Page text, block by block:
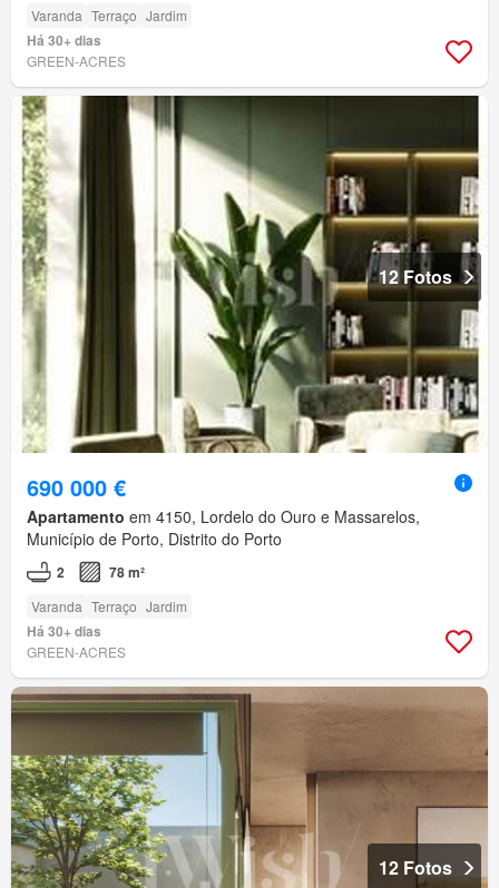
Varanda Terraço Jardim
Há 30+ dias
GREEN-ACRES
12 Fotos
690 000 €
Apartamento em 4150, Lordelo do Ouro e Massarelos,
Município de Porto, Distrito do Porto
2 78 m²
Varanda Terraço Jardim
Há 30+ dias
GREEN-ACRES
12 Fotos